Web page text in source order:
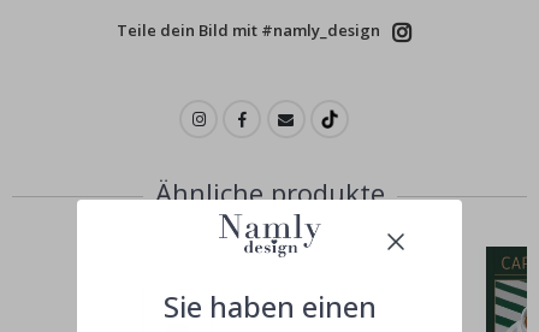
Teile dein Bild mit #namly_design
Ähnliche produkte
Sie haben einen